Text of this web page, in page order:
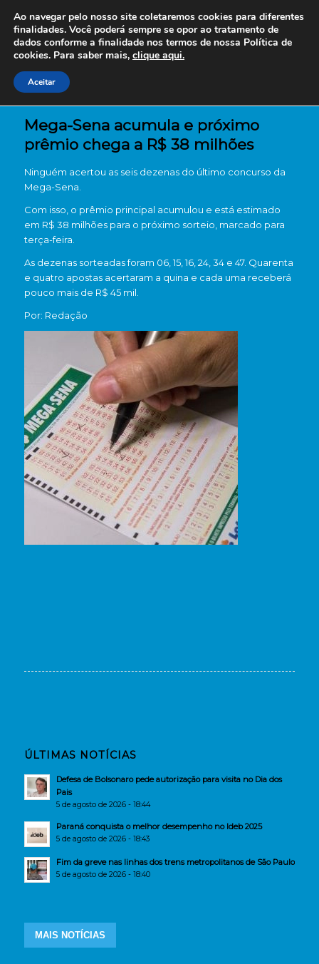
Mega-Sena acumula e próximo
prêmio chega a R$ 38 milhões
Ninguém acertou as seis dezenas do último concurso da
Mega-Sena
Com isso, o prêmio principal acumulou e está estimado
em R$ 38 milhões para o próximo sorteio, marcado para
terça-feira.
As dezenas sorteadas foram 06, 15, 16, 24, 34 e 47. Quarenta
e quatro apostas acertaram a quina e cada uma receberá
pouco mais de R$ 45 mil.
Por: Redação
ÚLTIMAS NOTÍCIAS
Defesa de Bolsonaro pede autorização para visita no Dia dos
Pais
5 de agosto de 2026 - 18:44
Paraná conquista o melhor desempenho no Ideb 2025
5 de agosto de 2026 - 18:43
Fim da greve nas linhas dos trens metropolitanos de São Paulo
5 de agosto de 2026 - 18:40
MAIS NOTÍCIAS
Ao navegar pelo nosso site coletaremos cookies para diferentes
finalidades. Você poderá sempre se opor ao tratamento de
dados conforme a finalidade nos termos de nossa Política de
cookies. Para saber mais, clique aqui.
Aceitar